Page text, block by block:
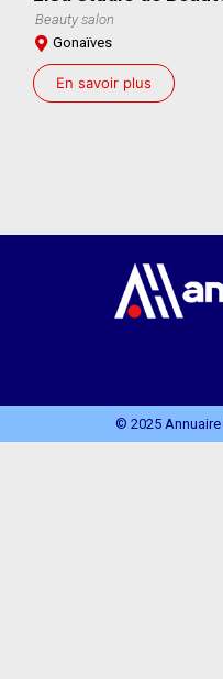
Beauty salon
Gonaïves
En savoir plus
© 2025